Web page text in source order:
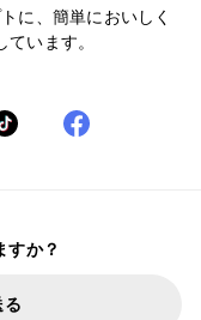
に、簡単においしく
います。
すか？